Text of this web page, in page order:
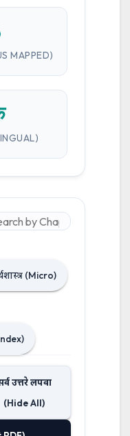
MAPPED)
(Micro)
उत्तरे लपवा
(Hide All)